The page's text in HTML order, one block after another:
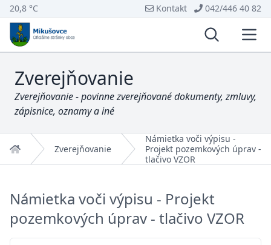
20,8 °C Kontakt 042/446 40 82
Vyhľadávanie
Zverejňovanie
Zverejňovanie - povinne zverejňované dokumenty, zmluvy,
zápisnice, oznamy a iné
Domov Zverejňovanie
Námietka voči výpisu -
Projekt pozemkových úprav -
tlačivo VZOR
Námietka voči výpisu - Projekt
pozemkových úprav - tlačivo VZOR